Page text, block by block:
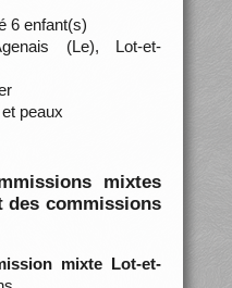
6 enfant(s)
(Le), Lot-et-
peaux
mixtes
des commissions
mixte Lot-et-